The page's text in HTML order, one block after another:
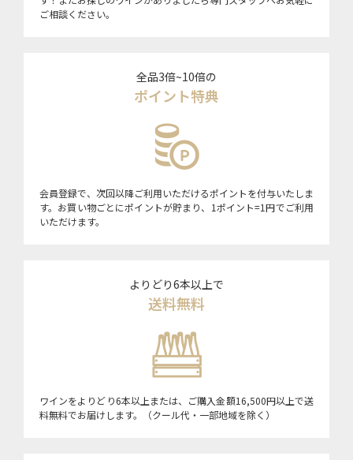
ご相談ください。
全品3倍~10倍の
ポイント特典
会員登録で、次回以降ご利用いただけるポイントを付与いたしま
す。お買い物ごとにポイントが貯まり、1ポイント=1円でご利用
いただけます。
よりどり6本以上で
送料無料
ワインをよりどり6本以上または、ご購入金額16,500円以上で送
料無料でお届けします。（クール代・一部地域を除く）